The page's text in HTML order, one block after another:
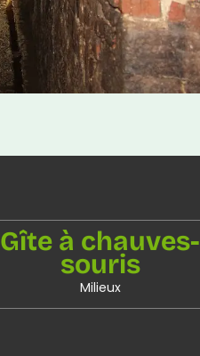
Gîte à chauves-
souris
Milieux